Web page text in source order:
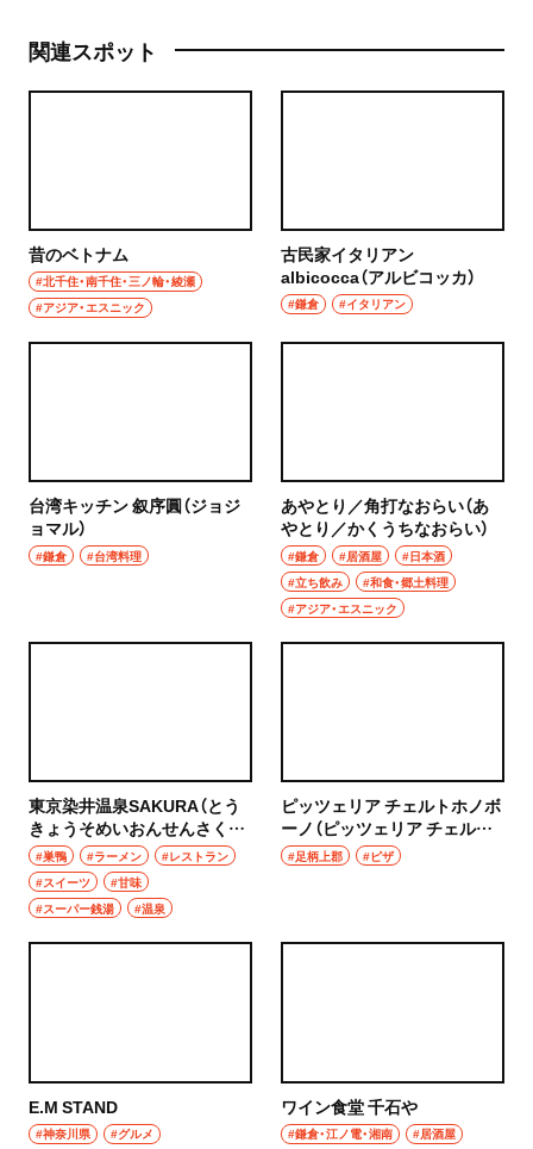
関連スポット
昔のベトナム
#北千住・南千住・三ノ輪・綾瀬
#アジア・エスニック
古民家イタリアン
albicocca（アルビコッカ）
#鎌倉 #イタリアン
台湾キッチン 叙序圓（ジョジ
ョマル）
#鎌倉 #台湾料理
あやとり／角打なおらい（あ
やとり／かくうちなおらい）
#鎌倉 #居酒屋
#日本酒
#立ち飲み
#和食・郷土料理
#アジア・エスニック
東京染井温泉SAKURA（とう
きょうそめいおんせんさく
ら）
#巣鴨 #ラーメン
#レストラン
#スイーツ
#甘味
#スーパー銭湯
#温泉
ピッツェリア チェルトホノボ
ーノ（ピッツェリア チェルト
ホノボーノ）
#足柄上郡 #ピザ
E.M STAND
#神奈川県
#グルメ
ワイン食堂 千石や
#鎌倉・江ノ電・湘南
#居酒屋